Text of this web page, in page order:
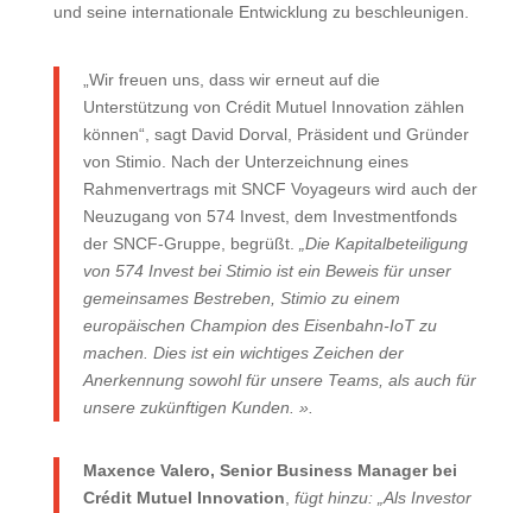
und seine internationale Entwicklung zu beschleunigen.
„Wir freuen uns, dass wir erneut auf die
Unterstützung von Crédit Mutuel Innovation zählen
können“, sagt David Dorval, Präsident und Gründer
von Stimio. Nach der Unterzeichnung eines
Rahmenvertrags mit SNCF Voyageurs wird auch der
Neuzugang von 574 Invest, dem Investmentfonds
der SNCF-Gruppe, begrüßt.
„Die Kapitalbeteiligung
von 574 Invest bei Stimio ist ein Beweis für unser
gemeinsames Bestreben, Stimio zu einem
europäischen Champion des Eisenbahn-IoT zu
machen. Dies ist ein wichtiges Zeichen der
Anerkennung sowohl für unsere Teams, als auch für
unsere zukünftigen Kunden. ».
Maxence Valero, Senior Business Manager bei
Crédit Mutuel Innovation fügt hinzu: „Als Investor